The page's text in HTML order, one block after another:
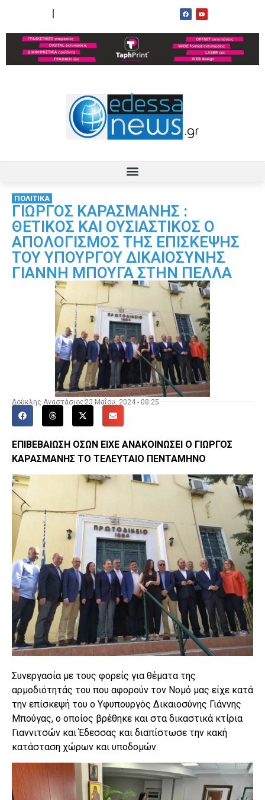
ΠΟΛΙΤΙΚΑ
ΓΙΩΡΓΟΣ ΚΑΡΑΣΜΑΝΗΣ :
ΘΕΤΙΚΟΣ ΚΑΙ ΟΥΣΙΑΣΤΙΚΟΣ Ο
ΑΠΟΛΟΓΙΣΜΟΣ ΤΗΣ ΕΠΙΣΚΕΨΗΣ
ΤΟΥ ΥΠΟΥΡΓΟΥ ΔΙΚΑΙΟΣΥΝΗΣ
ΓΙΑΝΝΗ ΜΠΟΥΓΑ ΣΤΗΝ ΠΕΛΛΑ
Δούκλης Αναστάσιος 23 Μαΐου, 2024 - 08:25
ΕΠΙΒΕΒΑΙΩΣΗ ΟΣΩΝ ΕΙΧΕ ΑΝΑΚΟΙΝΩΣΕΙ Ο ΓΙΩΡΓΟΣ
ΚΑΡΑΣΜΑΝΗΣ ΤΟ ΤΕΛΕΥΤΑΙΟ ΠΕΝΤΑΜΗΝΟ
Συνεργασία με τους φορείς για θέματα της
αρμοδιότητάς του που αφορούν τον Νομό μας είχε κατά
την επίσκεψή του ο Υφυπουργός Δικαιοσύνης Γιάννης
Μπούγας, ο οποίος βρέθηκε και στα δικαστικά κτίρια
Γιαννιτσών και Έδεσσας και διαπίστωσε την κακή
κατάσταση χώρων και υποδομών.